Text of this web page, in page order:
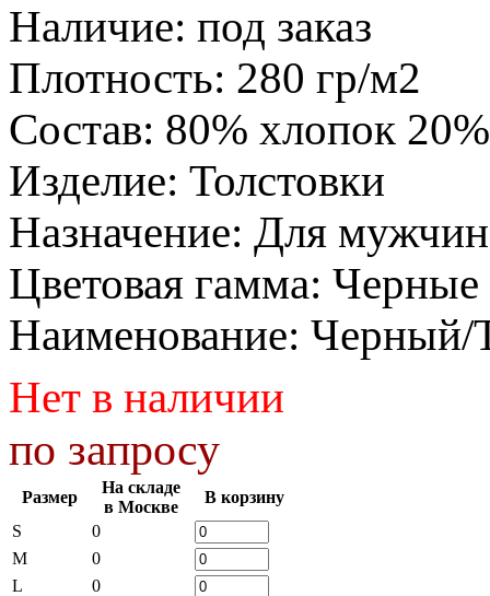
Наличие: под заказ
Плотность: 280 гр/м2
Состав: 80% хлопок
Изделие: Толстовки
Назначение: Для мужчин
Цветовая гамма: Черные
Наименование: Черный/
Нет в наличии
по запросу
Размер
На складе
в Москве
В корзину
S
0
M
0
L
0